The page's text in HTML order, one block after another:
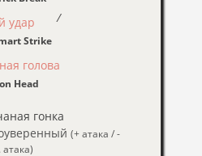
удар
Strike
/
голова
Head
гонка
(+ атака / -